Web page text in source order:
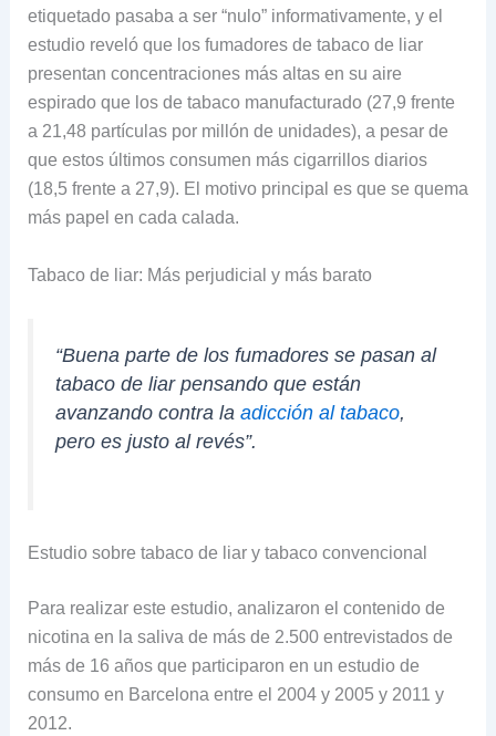
etiquetado pasaba a ser “nulo” informativamente, y el
estudio reveló que los fumadores de tabaco de liar
presentan concentraciones más altas en su aire
espirado que los de tabaco manufacturado (27,9 frente
a 21,48 partículas por millón de unidades), a pesar de
que estos últimos consumen más cigarrillos diarios
(18,5 frente a 27,9). El motivo principal es que se quema
más papel en cada calada.
Tabaco de liar: Más perjudicial y más barato
“Buena parte de los fumadores se pasan al
tabaco de liar pensando que están
avanzando contra la adicción al tabaco,
pero es justo al revés”.
Estudio sobre tabaco de liar y tabaco convencional
Para realizar este estudio, analizaron el contenido de
nicotina en la saliva de más de 2.500 entrevistados de
más de 16 años que participaron en un estudio de
consumo en Barcelona entre el 2004 y 2005 y 2011 y
2012.